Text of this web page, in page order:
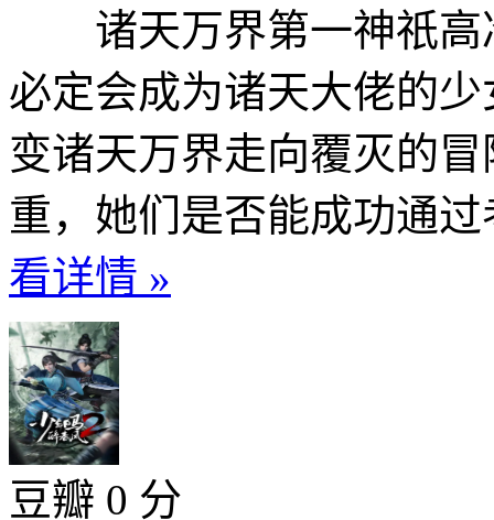
诸天万界第一神祇高
必定会成为诸天大佬的
变诸天万界走向覆灭的
重，她们是否能成功通
看详情 »
豆瓣 0 分